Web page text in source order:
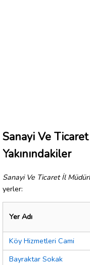
Sanayi Ve
Yakınındakiler
Sanayi Ve Ticaret İl
yerler:
Yer Adı
Köy Hizmetleri Cami
Bayraktar Sokak